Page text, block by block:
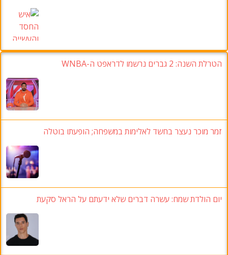
הטרלת השנה: 2 גברים נרשמו לדראפט ה-WNBA
זמר מוכר נעצר בחשד לאלימות במשפחה; הופעתו בוטלה
יום הולדת שמח: עשרה דברים שלא ידעתם על הראל סקעת